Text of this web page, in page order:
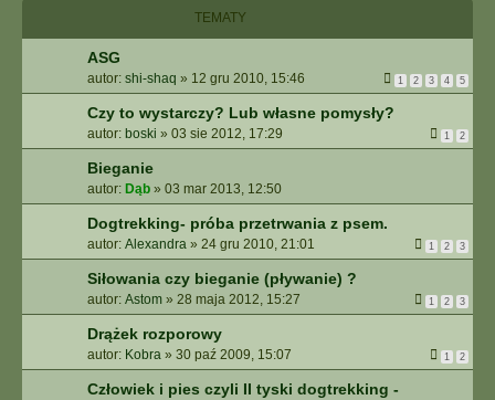
A
A
N
S
O
W
A
N
TEMATY
ASG
autor: shi-shaq » 12 gru 2010, 15:46 1 2 3 4 5
Czy to wystarczy? Lub własne pomysły?
autor: boski » 03 sie 2012, 17:29 1 2
Bieganie
autor: Dąb » 03 mar 2013, 12:50
Dogtrekking- próba przetrwania z psem.
autor: Alexandra » 24 gru 2010, 21:01 1 2 3
Siłowania czy bieganie (pływanie) ?
autor: Astom » 28 maja 2012, 15:27 1 2 3
Drążek rozporowy
autor: Kobra » 30 paź 2009, 15:07 1 2
Człowiek i pies czyli II tyski dogtrekking -